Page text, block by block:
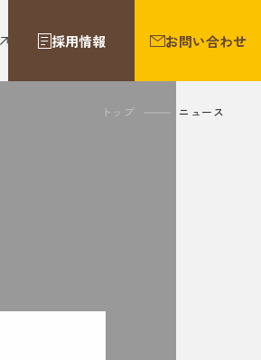
採用情報 お問い合わせ
トップ ニュース